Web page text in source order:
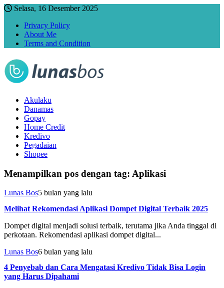
Selasa, 16 Desember 2025
Privacy Policy
About Me
Terms and Condition
Akulaku
Danamas
Gopay
Home Credit
Kredivo
Pegadaian
Shopee
Menampilkan pos dengan tag: Aplikasi
Lunas Bos5 bulan yang lalu
Melihat Rekomendasi Aplikasi Dompet Digital Terbaik 2025
Dompet digital menjadi solusi terbaik, terutama jika Anda tinggal di
perkotaan. Rekomendasi aplikasi dompet digital...
Lunas Bos6 bulan yang lalu
4 Penyebab dan Cara Mengatasi Kredivo Tidak Bisa Login
yang Harus Dipahami